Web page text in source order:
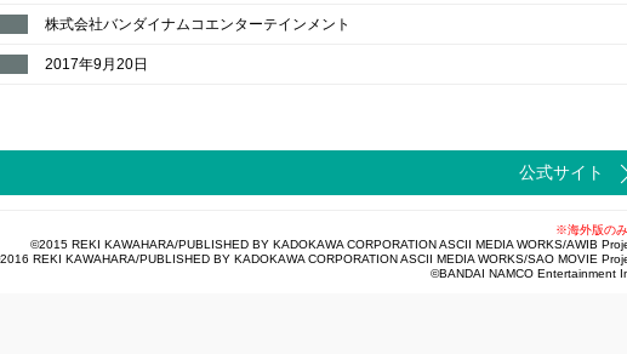
株式会社バンダイナムコエンターテインメント
2017年9月20日
公式サイト
※海外版の
©2015 REKI KAWAHARA/PUBLISHED BY KADOKAWA CORPORATION ASCII MEDIA WORKS/AWIB
REKI KAWAHARA/PUBLISHED BY KADOKAWA CORPORATION ASCII MEDIA WORKS/SAO MOVIE
©BANDAI NAMCO Entertainment